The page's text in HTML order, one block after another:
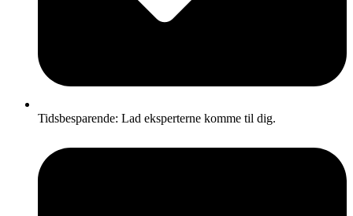
Tidsbesparende: Lad eksperterne komme til dig.